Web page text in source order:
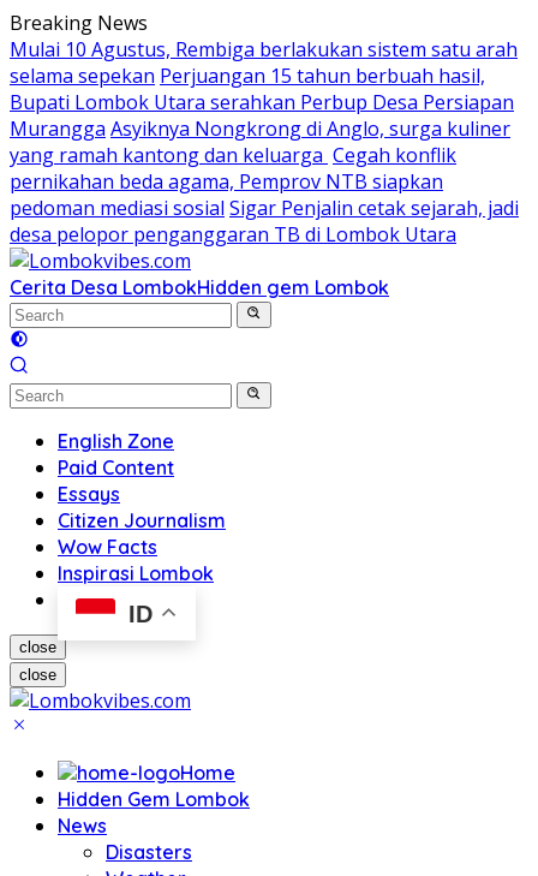
Skip
to
content
Breaking News
Mulai 10 Agustus, Rembiga berlakukan sistem satu arah
selama sepekan Perjuangan 15 tahun berbuah hasil,
Bupati Lombok Utara serahkan Perbup Desa Persiapan
Murangga Asyiknya Nongkrong di Anglo, surga kuliner
yang ramah kantong dan keluarga Cegah konflik
pernikahan beda agama, Pemprov NTB siapkan
pedoman mediasi sosial Sigar Penjalin cetak sejarah, jadi
desa pelopor penganggaran TB di Lombok Utara
Cerita Desa LombokHidden gem Lombok
English Zone
Paid Content
Essays
Citizen Journalism
Wow Facts
Inspirasi Lombok
ID
close
close
Home
Hidden Gem Lombok
News
Disasters